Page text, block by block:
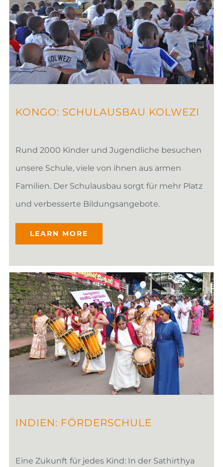
KONGO: SCHULAUSBAU
KOLWEZI
KONGO: SCHULAUSBAU KOLWEZI
Rund 2000 Kinder und Jugendliche besuchen
unsere Schule, viele von ihnen aus armen
Familien. Der Schulausbau sorgt für mehr Platz
und verbesserte Bildungsangebote.
LEARN MORE
INDIEN: FÖRDERSCHULE
Eine Zukunft für jedes Kind: In der Sathirthya